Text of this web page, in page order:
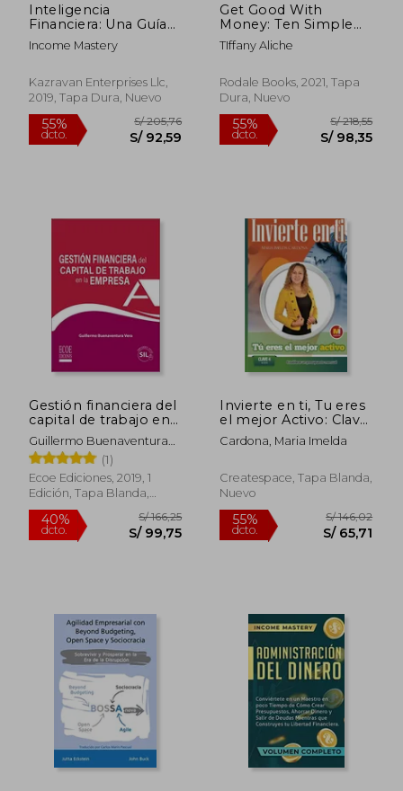
Inteligencia
Financiera: Una Guía
Para Personas
Normales Sobre
Verdadera Libertad
Financiera y Aprender
Volumen 1
Income Mastery
Kazravan Enterprises Llc,
2019, Tapa Dura, Nuevo
S/ 205,76
S/ 92,59
Get Good With
Money: Ten Simple
Steps to Becoming
Financially Whole (en
TIffany Aliche
Rodale Books, 2021, Tapa
Dura, Nuevo
55%
dcto.
Gestión financiera del
capital de trabajo en
la empresa - 1ra
edición
Guillermo Buenaventura
Vera
(1)
Ecoe Ediciones, 2019, 1
Edición, Tapa Blanda,
Nuevo
40%
dcto. S/ 99,75
Invierte en ti, Tu eres
el mejor Activo: Clave
4 : Accion Establecer
Un Presupuesto
(Spanish Edition)
Cardona, Maria Imelda
Createspace, Tapa Blanda,
Nuevo
55%
dcto.